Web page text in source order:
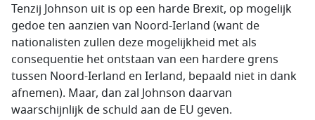
Tenzij Johnson uit is op een harde Brexit, op mogelijk
gedoe ten aanzien van Noord-Ierland (want de
nationalisten zullen deze mogelijkheid met als
consequentie het ontstaan van een hardere grens
tussen Noord-Ierland en Ierland, bepaald niet in dank
afnemen). Maar, dan zal Johnson daarvan
waarschijnlijk de schuld aan de EU geven.